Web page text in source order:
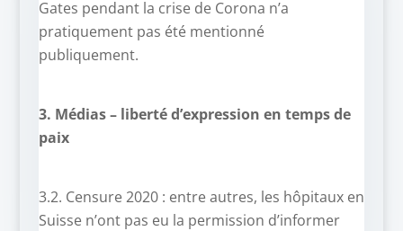
Gates pendant la crise de Corona n’a
pratiquement pas été mentionné
publiquement.
3. Médias – liberté d’expression en temps de
paix
3.2. Censure 2020 : entre autres, les hôpitaux en
Suisse n’ont pas eu la permission d’informer